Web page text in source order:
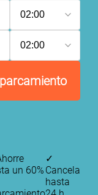
02:00
02:00
un 60%
✓
Cancela
hasta